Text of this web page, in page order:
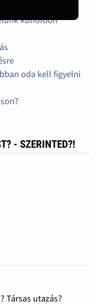
külföldön
oda kell figyelni
- SZERINTED?!
Társas utazás?